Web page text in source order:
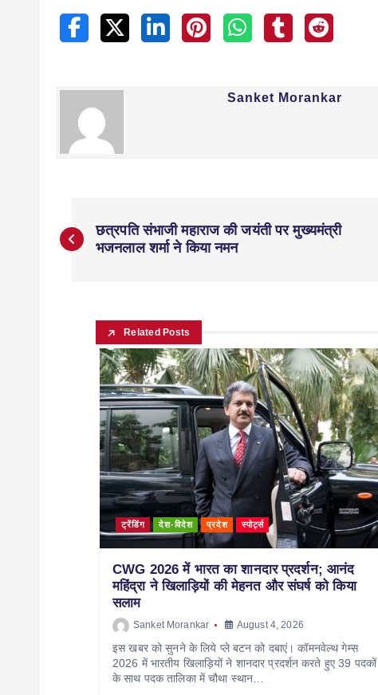
Sanket Morankar
छत्रपति संभाजी महाराज की जयंती पर मुख्यमंत्री
भजनलाल शर्मा ने किया नमन
Related Posts
ट्रेंडिंग देश-विदेश प्रदेश स्पोर्ट्स
CWG 2026 में भारत का शानदार प्रदर्शन; आनंद
महिंद्रा ने खिलाड़ियों की मेहनत और संघर्ष को किया
सलाम
Sanket Morankar August 4, 2026
इस खबर को सुनने के लिये प्ले बटन को दबाएं। कॉमनवेल्थ गेम्स
2026 में भारतीय खिलाड़ियों ने शानदार प्रदर्शन करते हुए 39 पदकों
के साथ पदक तालिका में चौथा स्थान…